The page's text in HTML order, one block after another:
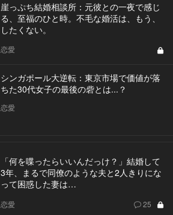
崖っぷち結婚相談所：元彼との一夜で感じ
る、至福のひと時。不毛な婚活は、もう、
したくない。
恋愛
シンガポール大逆転：東京市場で価値が落
ちた30代女子の最後の砦とは...？
恋愛
「何を喋ったらいいんだっけ？」結婚して
3年、まるで同僚のような夫と2人きりにな
って困惑した妻は…
恋愛 25